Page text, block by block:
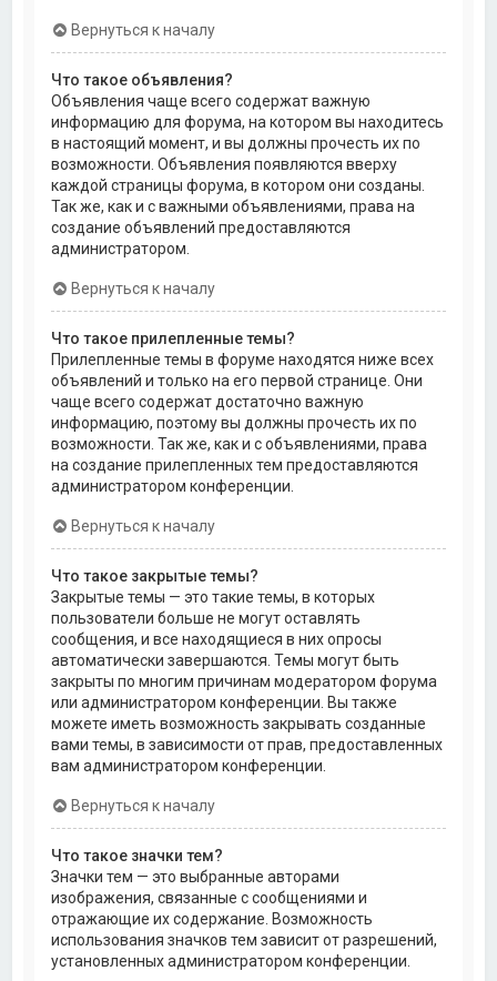
Вернуться к началу
Что такое объявления?
Объявления чаще всего содержат важную
информацию для форума, на котором вы находитесь
в настоящий момент, и вы должны прочесть их по
возможности. Объявления появляются вверху
каждой страницы форума, в котором они созданы.
Так же, как и с важными объявлениями, права на
создание объявлений предоставляются
администратором.
Вернуться к началу
Что такое прилепленные темы?
Прилепленные темы в форуме находятся ниже всех
объявлений и только на его первой странице. Они
чаще всего содержат достаточно важную
информацию, поэтому вы должны прочесть их по
возможности. Так же, как и с объявлениями, права
на создание прилепленных тем предоставляются
администратором конференции.
Вернуться к началу
Что такое закрытые темы?
Закрытые темы — это такие темы, в которых
пользователи больше не могут оставлять
сообщения, и все находящиеся в них опросы
автоматически завершаются. Темы могут быть
закрыты по многим причинам модератором форума
или администратором конференции. Вы также
можете иметь возможность закрывать созданные
вами темы, в зависимости от прав, предоставленных
вам администратором конференции.
Вернуться к началу
Что такое значки тем?
Значки тем — это выбранные авторами
изображения, связанные с сообщениями и
отражающие их содержание. Возможность
использования значков тем зависит от разрешений,
установленных администратором конференции.